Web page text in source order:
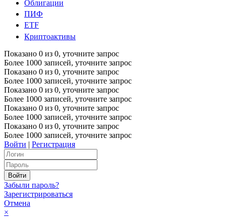
Облигации
ПИФ
ETF
Криптоактивы
Показано 0 из 0, уточните запрос
Более 1000 записей, уточните запрос
Показано 0 из 0, уточните запрос
Более 1000 записей, уточните запрос
Показано 0 из 0, уточните запрос
Более 1000 записей, уточните запрос
Показано 0 из 0, уточните запрос
Более 1000 записей, уточните запрос
Показано 0 из 0, уточните запрос
Более 1000 записей, уточните запрос
Войти | Регистрация
Забыли пароль?
Зарегистрироваться
Отмена
×